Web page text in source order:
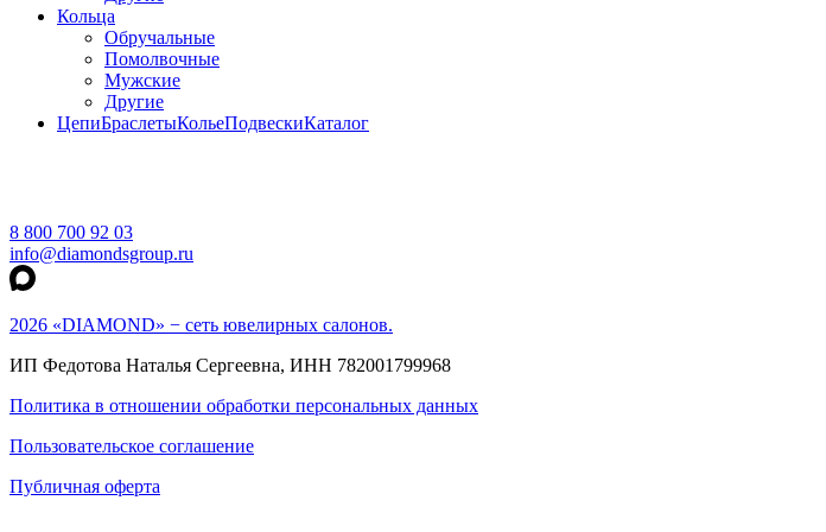
Кольца
Обручальные
Помолвочные
Мужские
Другие
ЦепиБраслетыКольеПодвескиКаталог
8 800 700 92 03
info@diamondsgroup.ru
2026 «DIAMOND» − сеть ювелирных салонов.
ИП Федотова Наталья Сергеевна, ИНН 782001799968
Политика в отношении обработки персональных данных
Пользовательское соглашение
Публичная оферта